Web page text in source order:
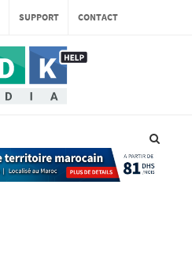
SUPPORT CONTACT